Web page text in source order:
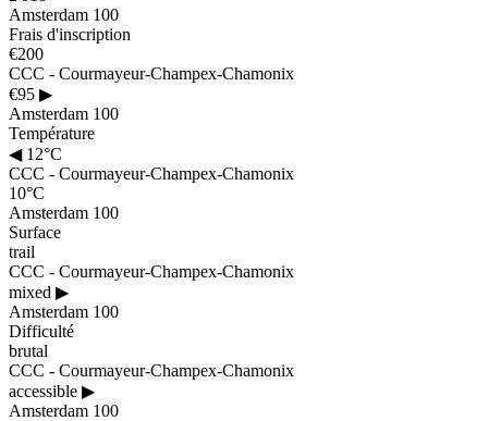
Amsterdam 100
Frais d'inscription
€200
CCC - Courmayeur-Champex-Chamonix
€95 ▶
Amsterdam 100
Température
◀12°C
CCC - Courmayeur-Champex-Chamonix
10°C
Amsterdam 100
Surface
trail
CCC - Courmayeur-Champex-Chamonix
mixed ▶
Amsterdam 100
Difficulté
brutal
CCC - Courmayeur-Champex-Chamonix
accessible ▶
Amsterdam 100